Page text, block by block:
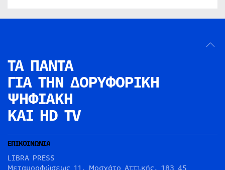
ΤΑ ΠΑΝΤΑ
ΓΙΑ ΤΗΝ ΔΟΡΥΦΟΡΙΚΗ
ΨΗΦΙΑΚΗ
ΚΑΙ HD TV
ΕΠΙΚΟΙΝΩΝΙΑ
LIBRA PRESS
Μεταμορφώσεως 11, Μοσχάτο Αττικής, 183 45